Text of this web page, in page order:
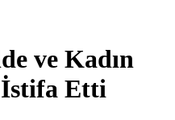
ve Kadın
İstifa Etti